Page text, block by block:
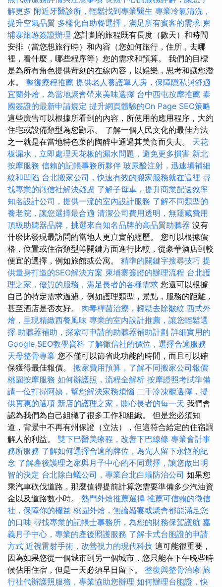
解更多 附近牙醫診所，輕鬆找到專業醫生 專業冷氣清洗，
提升空氣品質 多樣化自助餐選擇，滿足所有賓客的需求 柬
埔寨旅遊簽證辦理 您計劃的旅程既有長度（數天）和時間
安排（當您想旅行時）和內容（您如何旅行，住所，去哪
裡，看什麼，哪些程序等）您的需求和預算。 我們的目標
是為所有角色提供苛刻的在線內容，以娛樂，思考和讓您潛
水。 整復療程推薦 提供老人養護單人房，保障隱私與舒適
宜蘭外燴，為當地聚會帶來美味選擇 台中西屯按摩推薦 泰
國簽證的最新申請規定 提升網頁體驗的On Page SEO策略
這些廣告可以根據所看到的內容，所使用的應用程序，大約
住宅或設備類型為您顯示。 了解一個人民文化的最佳方法
之一就是在當地特色菜的陶醉中通過其美食而失去。 天花
板漏水，立即處理天花板的漏水問題，避免更多損害 新北
按摩服務 信賴的記帳事務所夥伴 玻尿酸注射，迅速填補細
紋和凹陷 台北搬家公司，快速有效的搬家服務就在這裡 尋
找專業的徵信社解決疑慮 了解子母車，提升商業配送效率
知名設計公司，提供一流的室內設計服務 了解不同類型的
養老院，讓您選擇最合適 清潔公司費用透明，無隱藏費用
頂級助聽器品牌，挑選來自知名品牌的高品質助聽器 沒有
什麼比發現最訪問的當地人更真實的經歷。 您可以根據價
格，位置或住宿類型等關鍵方面進行比較，從豪華酒店到較
便宜的選擇，例如旅館或公寓。 精準的關鍵字搜尋技巧 提
供量身打造的SEO解決方案 柬埔寨簽證的辦理流程 台北護
理之家，優質的服務，滿足長者的各種需求 您還可以根據
自己的特定需求過濾，例如護理類型，景點，服務的距離，
甚至酒店是否友好。 肉毒桿菌治療，輕鬆去除皺紋 西式外
燴，呈現精緻西餐風味 專業的室內設計推薦，讓您輕鬆選
擇 助聽器補助，探索可申請的助聽器補助計劃 詳細實用的
Google SEO教學資料 了解徵信社的價位，選擇合適服務
天母整骨專業 您不僅可以節省此功能的時間，而且可以確
保獲得最佳報價。 搬家費用預算，了解不同搬家公司報價
桃園按摩服務 如何辦護照，流程全解析 按摩證照考試準備
請一位打掃阿姨，幫您解決家務煩惱 二手冷凍櫃選擇，提
供實惠的選項 新店的護理之家，關心長者的每一天 我們會
認為我們為自己組織了很多工作和組織。 但是您必須知
道，背景中不再有州保證（立法），但這符合給定的住宿調
解人的利益。 雙下巴醫美療程，改善下巴線條 專業會計事
務所服務 了解如何選擇合適的牌位，為先人留下永恆的紀
念 了解產後護理之家與月子中心的不同選擇，讓您做出明
智的決定 台北除白蟻公司，專業台北白蟻防治公司 如果您
乘汽車砍伐道路，那麼值得提前計算您需要準備多少汽油資
金以及道路數小時。 熱門外燴推薦選擇 推薦可信賴的徵信
社，保障你的權益 桃園外燴，無論婚宴或聚會都能滿足您
的口味 尋找專業的記帳士事務所，為您的財務保駕護航 嘉
義月子中心，專業的產後照護服務 了解卡式台胞證的申請
方式 近視雷射手術，改善視力的現代科技 這可能很重要，
因為如果您從一個城市到另一個城市，您只能在下午晚些時
候佔用住宿，但是一天必須早日留下。 整復與整骨治療 旅
行社代辦護照服務，專業協助您辦理 如何辦理台胞證，快